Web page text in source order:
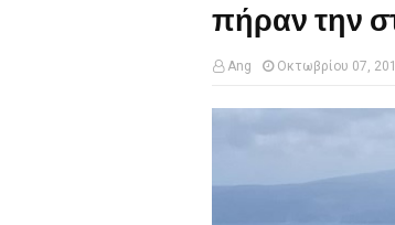
πήραν την
Ang Οκτωβρίου 07,